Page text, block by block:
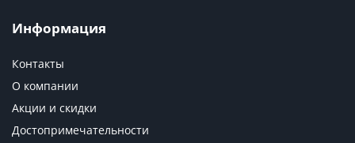
Информация
Контакты
О компании
Акции и скидки
Достопримечательности